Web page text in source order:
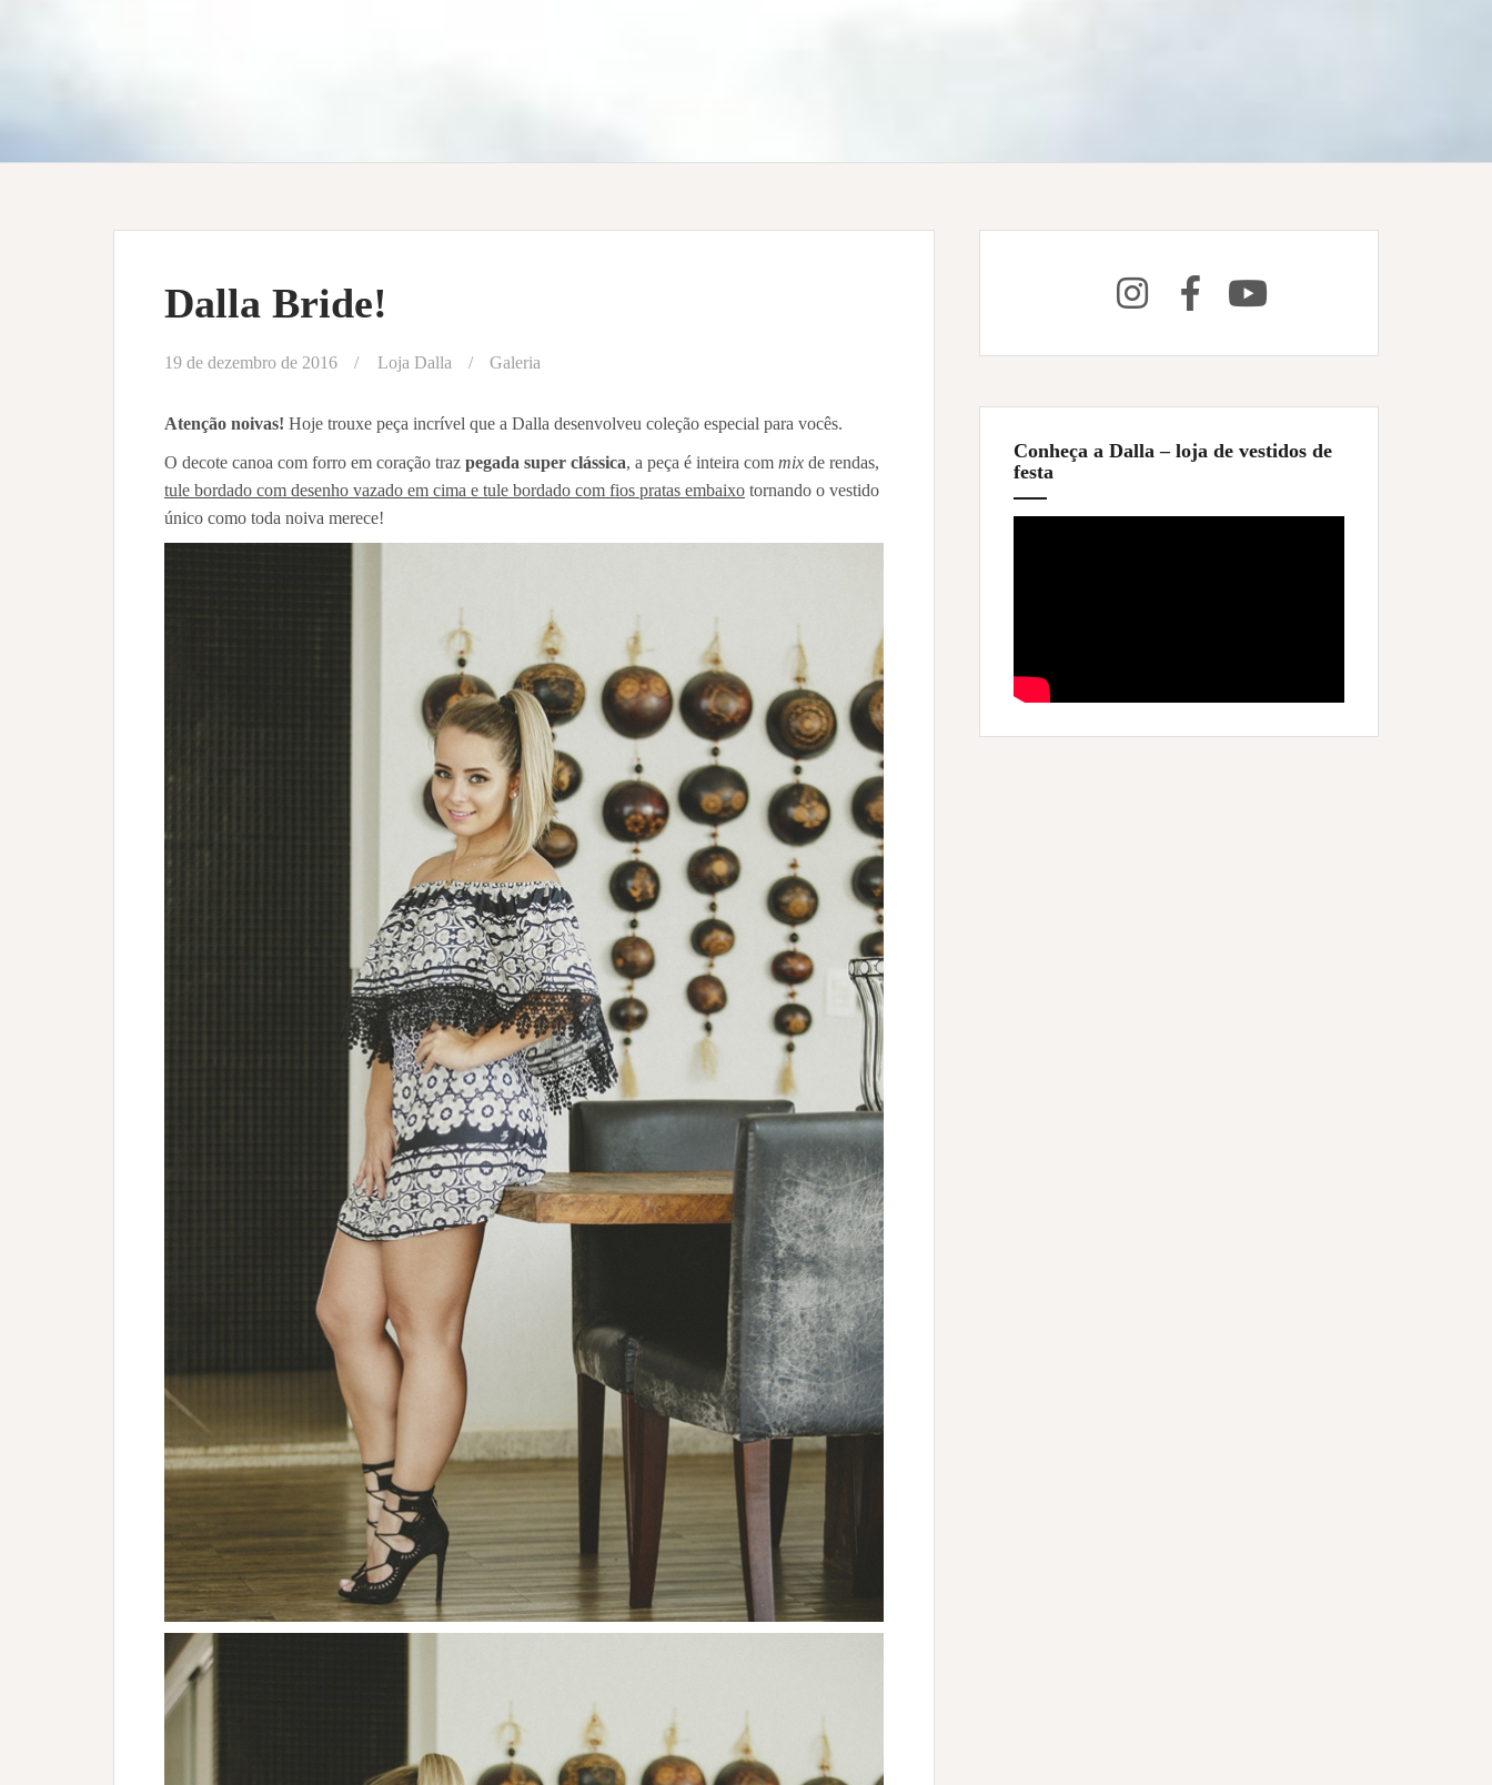
Dalla Bride!
19 de dezembro de 2016 Loja Dalla Galeria
Atenção noivas! Hoje trouxe peça incrível que a Dalla desenvolveu coleção especial para vocês.
O decote canoa com forro em coração traz pegada super clássica, a peça é inteira com mix de rendas,
tule bordado com desenho vazado em cima e tule bordado com fios pratas embaixo tornando o vestido
único como toda noiva merece!
Conheça a Dalla – loja de vestidos de
festa